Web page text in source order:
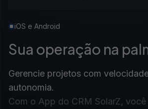
iOS e Android
Sua operação na
Gerencie projetos com
autonomia.
Com o App do CRM SolarZ,